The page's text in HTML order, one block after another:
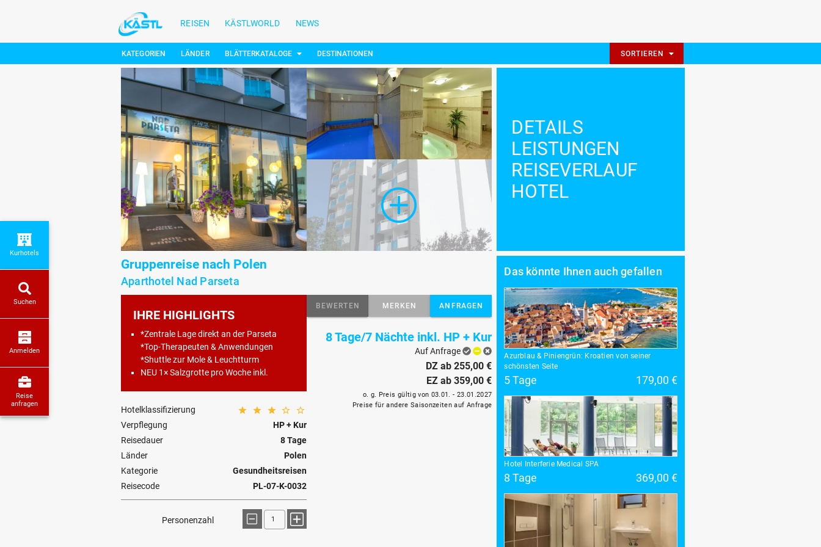
REISEN KÄSTLWORLD NEWS
KATEGORIEN LÄNDER BLÄTTERKATALOGE DESTINATIONEN SORTIEREN
DETAILS
LEISTUNGEN
REISEVERLAUF
HOTEL
Gruppenreise nach Polen
Aparthotel Nad Parseta
IHRE HIGHLIGHTS
*Zentrale Lage direkt an der Parseta
*Top-Therapeuten & Anwendungen
*Shuttle zur Mole & Leuchtturm
NEU 1× Salzgrotte pro Woche inkl.
Hotelklassifizierung
Verpflegung
HP + Kur
Reisedauer
8 Tage
Länder
Polen
Kategorie
Gesundheitsreisen
Reisecode
PL-07-K-0032
Personenzahl
BEWERTEN MERKEN ANFRAGEN
8 Tage/7 Nächte inkl. HP + Kur
Auf Anfrage
DZ ab 255,00 €
EZ ab 359,00 €
o. g. Preis gültig von 03.01. - 23.01.2027
Preise für andere Saisonzeiten auf Anfrage
Das könnte Ihnen auch gefallen
Azurblau & Piniengrün: Kroatien von seiner
schönsten Seite
5 Tage 179,00 €
Hotel Interferie Medical SPA
8 Tage 369,00 €
Kurhotels
Suchen
Anmelden
Reise
anfragen